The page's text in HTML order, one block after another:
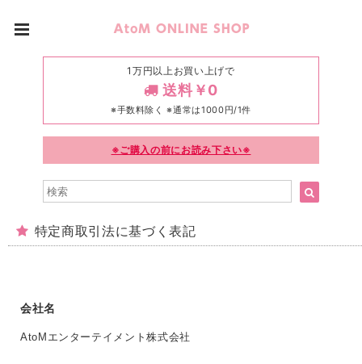
1万円以上お買い上げで
送料￥0
※手数料除く ※通常は1000円/1件
※ご購入の前にお読み下さい※
特定商取引法に基づく表記
会社名
AtoMエンターテイメント株式会社